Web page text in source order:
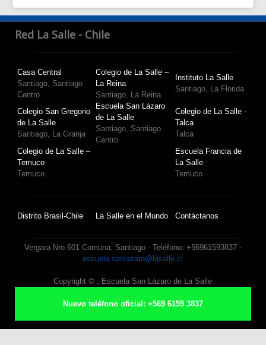
Red La Salle - Chile
Casa Central
Santiago, Santiago
Centro
Colegio de La Salle –
La Reina
Santiago, La Reina
Instituto La Salle
Santiago, La Florida
Colegio San Gregorio
de La Salle
Santiago, La Granja
Escuela San Lázaro
de La Salle
Santiago, Santiago
Centro
Colegio de La Salle -
Talca
Talca
Colegio de La Salle –
Temuco
Temuco
Escuela Francia de
La Salle
Temuco
Distrito Brasil-Chile La Salle en el Mundo Contáctanos
Vergara Nro 601 Comuna: Santiago - Teléfono: +56961593837 -
escuela.sanlazaro@lasalle.cl
Copyright © , Escuela San Lázaro de La Salle
Nuevo teléfono oficial: +569 6159 3837